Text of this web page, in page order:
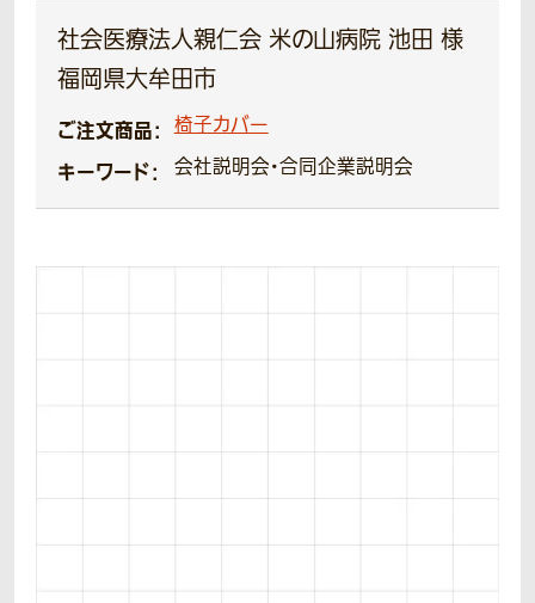
社会医療法人親仁会 米の山病院 池田 様
福岡県大牟田市
ご注文商品： 椅子カバー
キーワード： 会社説明会・合同企業説明会